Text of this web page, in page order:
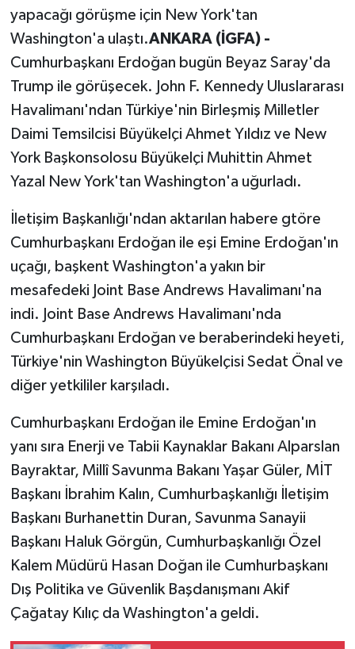
yapacağı görüşme için New York'tan
Washington'a ulaştı.ANKARA (İGFA) -
Cumhurbaşkanı Erdoğan bugün Beyaz Saray'da
Trump ile görüşecek. John F. Kennedy Uluslararası
Havalimanı'ndan Türkiye'nin Birleşmiş Milletler
Daimi Temsilcisi Büyükelçi Ahmet Yıldız ve New
York Başkonsolosu Büyükelçi Muhittin Ahmet
Yazal New York'tan Washington'a uğurladı.
İletişim Başkanlığı'ndan aktarılan habere gtöre
Cumhurbaşkanı Erdoğan ile eşi Emine Erdoğan'ın
uçağı, başkent Washington'a yakın bir
mesafedeki Joint Base Andrews Havalimanı'na
indi. Joint Base Andrews Havalimanı'nda
Cumhurbaşkanı Erdoğan ve beraberindeki heyeti,
Türkiye'nin Washington Büyükelçisi Sedat Önal ve
diğer yetkililer karşıladı.
Cumhurbaşkanı Erdoğan ile Emine Erdoğan'ın
yanı sıra Enerji ve Tabii Kaynaklar Bakanı Alparslan
Bayraktar, Millî Savunma Bakanı Yaşar Güler, MİT
Başkanı İbrahim Kalın, Cumhurbaşkanlığı İletişim
Başkanı Burhanettin Duran, Savunma Sanayii
Başkanı Haluk Görgün, Cumhurbaşkanlığı Özel
Kalem Müdürü Hasan Doğan ile Cumhurbaşkanı
Dış Politika ve Güvenlik Başdanışmanı Akif
Çağatay Kılıç da Washington'a geldi.